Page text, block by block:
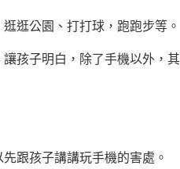
逛公園、打打球，跑跑步等。
子明白，除了手機以外，其
跟孩子講講玩手機的害處。